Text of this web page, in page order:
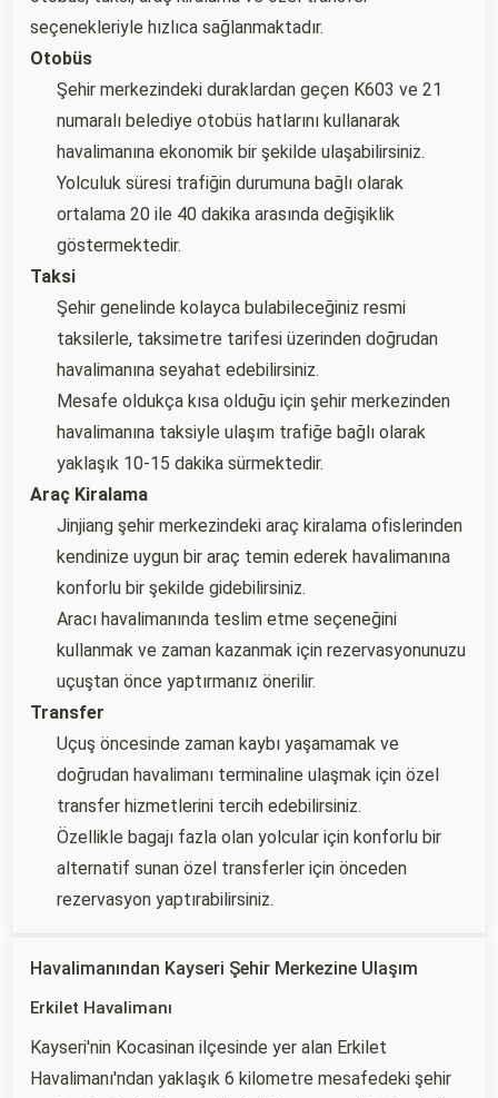
seçenekleriyle hızlıca sağlanmaktadır.
Otobüs
Şehir merkezindeki duraklardan geçen K603 ve 21
numaralı belediye otobüs hatlarını kullanarak
havalimanına ekonomik bir şekilde ulaşabilirsiniz.
Yolculuk süresi trafiğin durumuna bağlı olarak
ortalama 20 ile 40 dakika arasında değişiklik
göstermektedir.
Taksi
Şehir genelinde kolayca bulabileceğiniz resmi
taksilerle, taksimetre tarifesi üzerinden doğrudan
havalimanına seyahat edebilirsiniz.
Mesafe oldukça kısa olduğu için şehir merkezinden
havalimanına taksiyle ulaşım trafiğe bağlı olarak
yaklaşık 10-15 dakika sürmektedir.
Araç Kiralama
Jinjiang şehir merkezindeki araç kiralama ofislerinden
kendinize uygun bir araç temin ederek havalimanına
konforlu bir şekilde gidebilirsiniz.
Aracı havalimanında teslim etme seçeneğini
kullanmak ve zaman kazanmak için rezervasyonunuzu
uçuştan önce yaptırmanız önerilir.
Transfer
Uçuş öncesinde zaman kaybı yaşamamak ve
doğrudan havalimanı terminaline ulaşmak için özel
transfer hizmetlerini tercih edebilirsiniz.
Özellikle bagajı fazla olan yolcular için konforlu bir
alternatif sunan özel transferler için önceden
rezervasyon yaptırabilirsiniz.
Havalimanından Kayseri Şehir Merkezine Ulaşım
Erkilet Havalimanı
Kayseri'nin Kocasinan ilçesinde yer alan Erkilet
Havalimanı'ndan yaklaşık 6 kilometre mesafedeki şehir